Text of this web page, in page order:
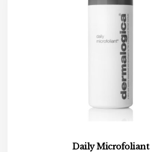
Daily Microfoliant